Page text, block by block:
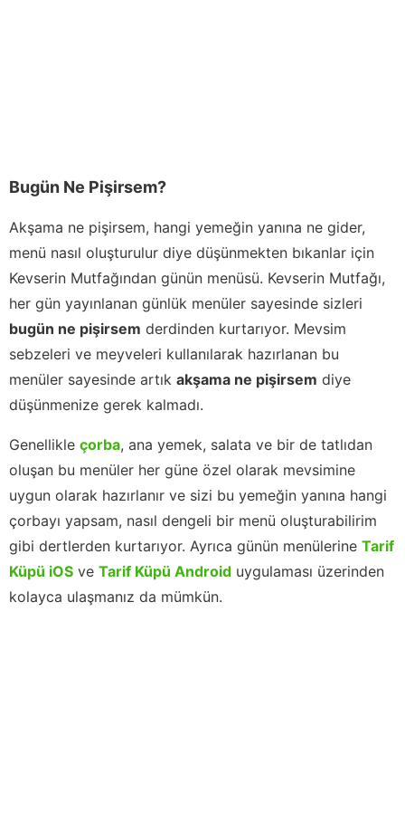
Bugün Ne Pişirsem?
Akşama ne pişirsem, hangi yemeğin yanına ne gider,
menü nasıl oluşturulur diye düşünmekten bıkanlar için
Kevserin Mutfağından günün menüsü. Kevserin Mutfağı,
her gün yayınlanan günlük menüler sayesinde sizleri
bugün ne pişirsem derdinden kurtarıyor. Mevsim
sebzeleri ve meyveleri kullanılarak hazırlanan bu
menüler sayesinde artık akşama ne pişirsem diye
düşünmenize gerek kalmadı.
Genellikle çorba, ana yemek, salata ve bir de tatlıdan
oluşan bu menüler her güne özel olarak mevsimine
uygun olarak hazırlanır ve sizi bu yemeğin yanına hangi
çorbayı yapsam, nasıl dengeli bir menü oluşturabilirim
gibi dertlerden kurtarıyor. Ayrıca günün menülerine Tarif
Küpü iOS ve Tarif Küpü Android uygulaması üzerinden
kolayca ulaşmanız da mümkün.